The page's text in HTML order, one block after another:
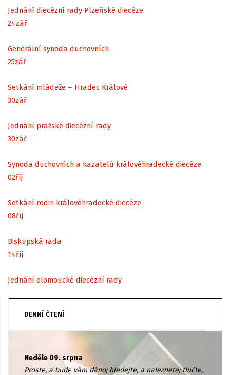
Jednání diecézní rady Plzeňské diecéze
24zář
Generální synoda duchovních
25zář
Setkání mládeže – Hradec Králové
30zář
Jednání pražské diecézní rady
30zář
Synoda duchovních a kazatelů královéhradecké diecéze
02říj
Setkání rodin královéhradecké diecéze
08říj
Biskupská rada
14říj
Jednání olomoucké diecézní rady
DENNÍ ČTENÍ
Neděle 09. srpna
Proste, a bude vám dáno; hledejte, a naleznete; tlučte,